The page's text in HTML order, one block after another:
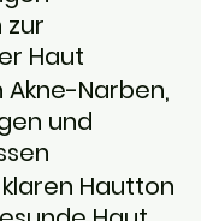
Haut
Akne-Narben,
und
Hautton